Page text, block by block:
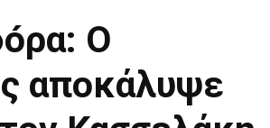
Ο
αποκάλυψε